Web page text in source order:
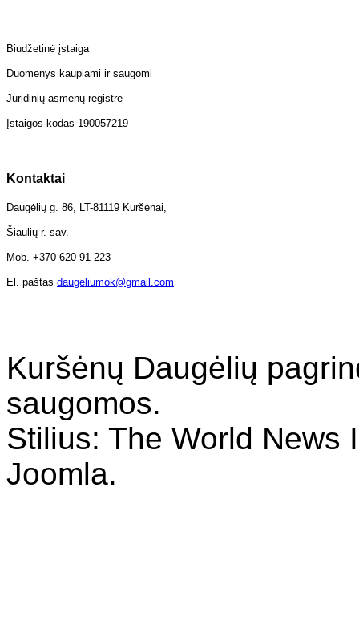
Biudžetinė įstaiga
Duomenys kaupiami ir saugomi
Juridinių asmenų registre
Įstaigos kodas 190057219
Kontaktai
Daugėlių g. 86, LT-81119 Kuršėnai,
Šiaulių r. sav.
Mob. +370 620 91 223
El. paštas daugeliumok@gmail.com
Kuršėnų Daugėlių
saugomos.
Stilius: The World News
Joomla.